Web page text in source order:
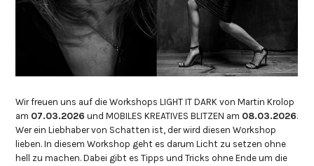
Wir freuen uns auf die Workshops LIGHT IT DARK von Martin Krolop
am 07.03.2026und MOBILES KREATIVES BLITZEN am 08.03.2026.
Wer ein Liebhaber von Schatten ist, der wird diesen Workshop
lieben. In diesem Workshop geht es darum Licht zu setzen ohne
hell zu machen. Dabei gibt es Tipps und Tricks ohne Ende um die